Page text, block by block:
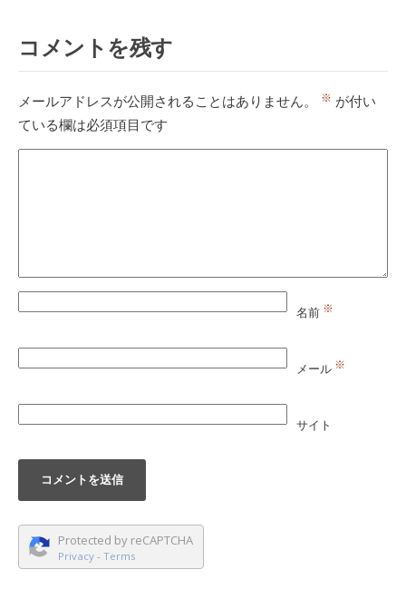
コメントを残す
メールアドレスが公開されることはありません。 ※ が付い
ている欄は必須項目です
名前 ※
メール ※
サイト
Protected by reCAPTCHA
Privacy - Terms